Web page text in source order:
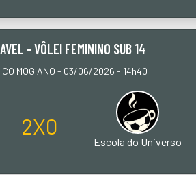
- VÔLEI FEMININO SUB 14
MOGIANO - 03/06/2026 - 14h40
2X0
Escola do Universo